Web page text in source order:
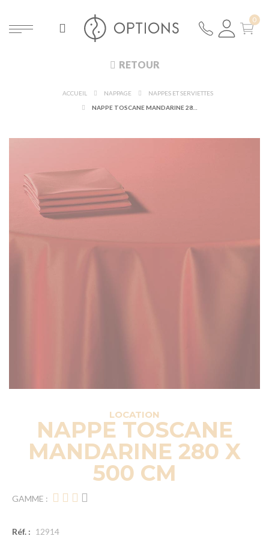
RETOUR
ACCUEIL NAPPAGE
NAPPES ET SERVIETTES
LOCATION
NAPPE TOSCANE
MANDARINE 280 X
500 CM
GAMME :
Réf. : 12914